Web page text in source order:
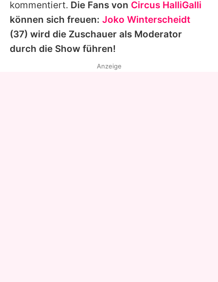
kommentiert. Die Fans von Circus HalliGalli
können sich freuen: Joko Winterscheidt
(37) wird die Zuschauer als Moderator
durch die Show führen!
Anzeige